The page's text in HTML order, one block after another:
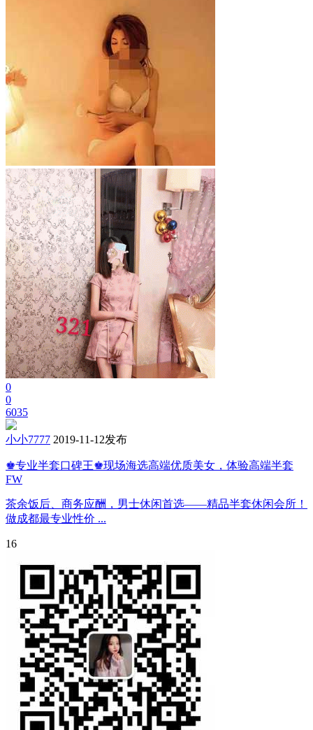
0
0
6035
小小7777 2019-11-12发布
♚专业半套口碑王♚现场海选高端优质美女，体验高端半套
FW
茶余饭后、商务应酬，男士休闲首选——精品半套休闲会所！
做成都最专业性价 ...
16